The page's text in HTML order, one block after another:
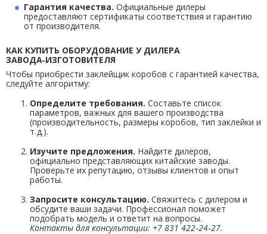
Гарантия качества. Официальные дилеры
предоставляют сертификаты соответствия и гарантию
от производителя.
КАК КУПИТЬ ОБОРУДОВАНИЕ У ДИЛЕРА
ЗАВОДА‑ИЗГОТОВИТЕЛЯ
Чтобы приобрести заклейщик коробов с гарантией качества,
следуйте алгоритму:
Определите требования. Составьте список
параметров, важных для вашего производства
(производительность, размеры коробов, тип заклейки и
т. д.).
Изучите предложения. Найдите дилеров,
официально представляющих китайские заводы.
Проверьте их репутацию, отзывы клиентов и опыт
работы.
Запросите консультацию. Свяжитесь с дилером и
обсудите ваши задачи. Профессионал поможет
подобрать модель и ответит на вопросы.
Контакты для консультации: +7 831 422‑24‑27.